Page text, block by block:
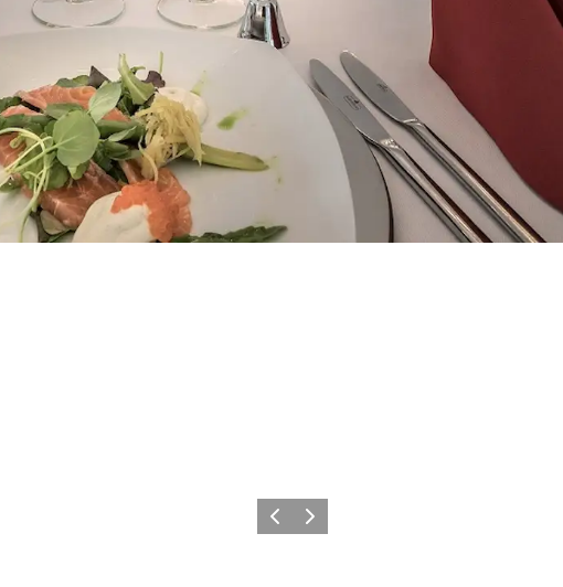
ZurückWeiter